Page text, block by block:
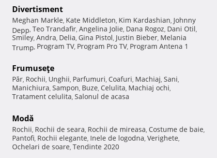
Divertisment
Meghan Markle, Kate Middleton, Kim Kardashian, Johnny
Depp, Teo Trandafir, Angelina Jolie, Dana Rogoz, Dani Otil,
Smiley, Andra, Delia, Gina Pistol, Justin Bieber, Melania
Trump, Program TV, Program Pro TV, Program Antena 1
Frumuseţe
Păr, Rochii, Unghii, Parfumuri, Coafuri, Machiaj, Sani,
Manichiura, Sampon, Buze, Celulita, Machiaj ochi,
Tratament celulita, Salonul de acasa
Modă
Rochii, Rochii de seara, Rochii de mireasa, Costume de baie,
Pantofi, Rochii elegante, Inele de logodna, Verighete,
Ochelari de soare, Tendinte 2020